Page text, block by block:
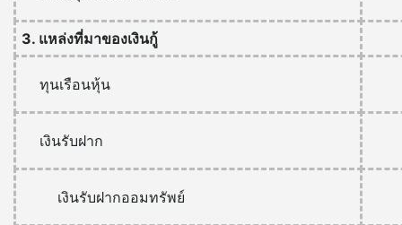
3. แหล่งที่มาของเงินกู้
ทุนเรือนหุ้น
เงินรับฝาก
เงินรับฝากออมทรัพย์